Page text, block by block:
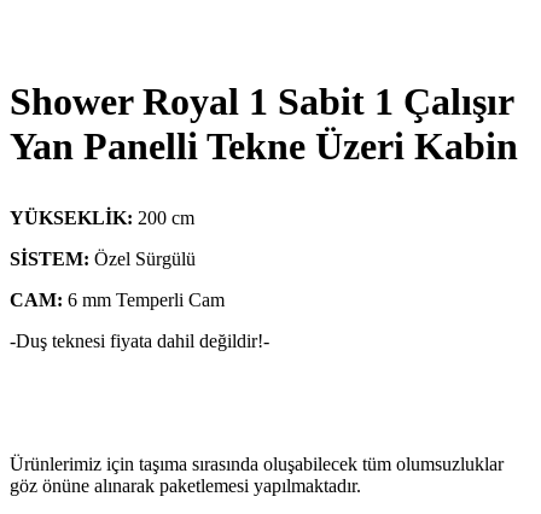
Shower Royal 1 Sabit 1 Çalışır
Yan Panelli Tekne Üzeri Kabin
YÜKSEKLİK: 200 cm
SİSTEM: Özel Sürgülü
CAM: 6 mm Temperli Cam
-Duş teknesi fiyata dahil değildir!-
Ürünlerimiz için taşıma sırasında oluşabilecek tüm olumsuzluklar
göz önüne alınarak paketlemesi yapılmaktadır.